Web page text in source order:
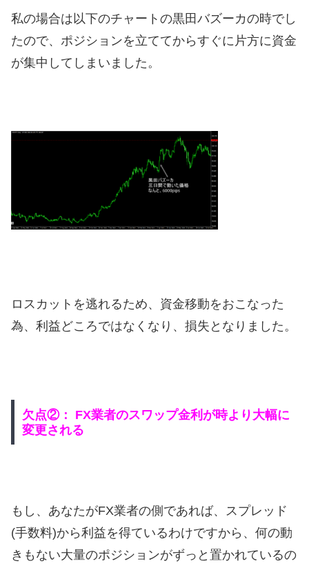
私の場合は以下のチャートの黒田バズーカの時でし
たので、ポジションを立ててからすぐに片方に資金
が集中してしまいました。
ロスカットを逃れるため、資金移動をおこなった
為、利益どころではなくなり、損失となりました。
欠点②： FX業者のスワップ金利が時より大幅に
変更される
もし、あなたがFX業者の側であれば、スプレッド
(手数料)から利益を得ているわけですから、何の動
きもない大量のポジションがずっと置かれているの